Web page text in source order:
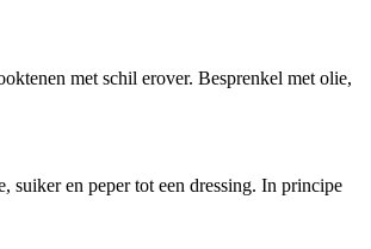
met schil erover. Besprenkel met olie,
en peper tot een dressing. In principe